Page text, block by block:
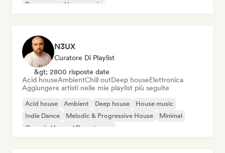
Dream pop
House music
N3UX
Curatore Di Playlist
&gt; 2800 risposte date
Acid houseAmbientChill outDeep houseElettronica
Aggiungere artisti nelle mie playlist più seguite
Acid house Ambient Deep house
House music
Indie Dance
Melodic & Progressive House
Minimal
Organic House / Downtempo